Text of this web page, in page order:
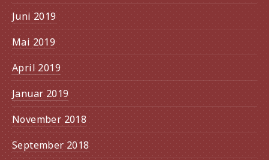
Juni 2019
Mai 2019
April 2019
Januar 2019
November 2018
September 2018